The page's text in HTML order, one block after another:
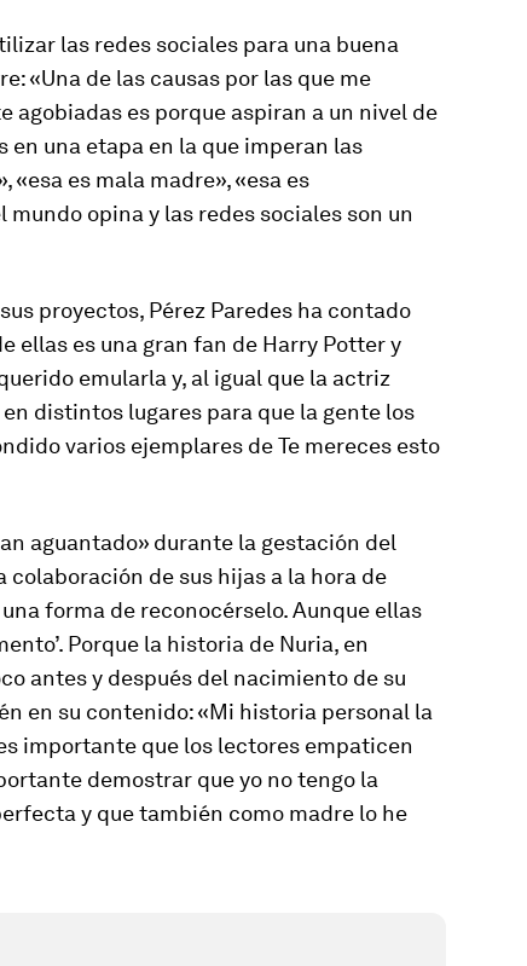
las redes sociales para una buena
«Una de las causas por las que me
agobiadas es porque aspiran a un nivel de
una etapa en la que imperan las
«esa es mala madre», «esa es
opina y las redes sociales son un
proyectos, Pérez Paredes ha contado
ellas es una gran fan de Harry Pottery
emularla y, al igual que la actriz
distintos lugares para que la gente los
varios ejemplares deTe mereces esto
aguantado» durante la gestación del
de sus hijas a la hora de
forma de reconocérselo. Aunque ellas
Porque la historia de Nuria, en
antes y después del nacimiento de su
en su contenido: «Mi historia personal la
importante que los lectores empaticen
demostrar que yo no tengo la
y que también como madre lo he